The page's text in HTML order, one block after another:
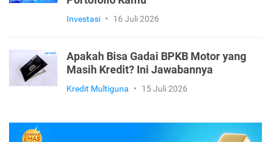
Investasi • 16 Juli 2026
Apakah Bisa Gadai BPKB Motor yang
Masih Kredit? Ini Jawabannya
Kredit Multiguna • 15 Juli 2026